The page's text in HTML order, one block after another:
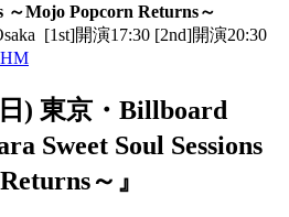
～Mojo Popcorn Returns～
[1st]開演17:30 [2nd]開演20:30
) 東京・Billboard
Sweet Soul Sessions
～』